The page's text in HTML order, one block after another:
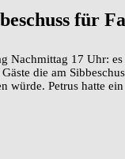
für
Nachmittag 17 Uhr:
die am
würde. Petrus hatte